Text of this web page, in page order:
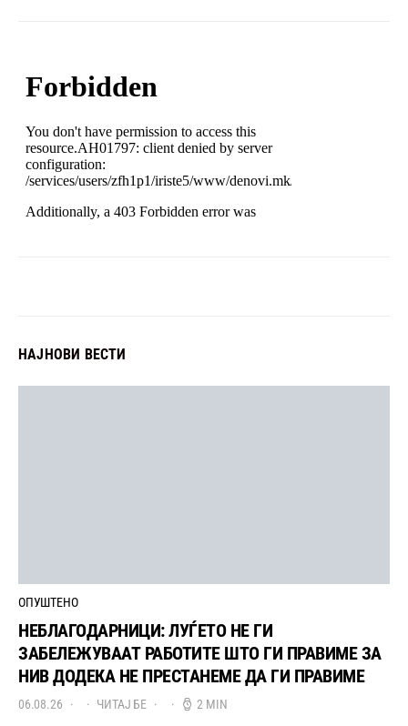
НАЈНОВИ ВЕСТИ
ОПУШТЕНО
НЕБЛАГОДАРНИЦИ: ЛУЃЕТО НЕ ГИ
ЗАБЕЛЕЖУВААТ РАБОТИТЕ ШТО ГИ ПРАВИМЕ ЗА
НИВ ДОДЕКА НЕ ПРЕСТАНЕМЕ ДА ГИ ПРАВИМЕ
06.08.26 ЧИТАЈ БЕ 2 MIN